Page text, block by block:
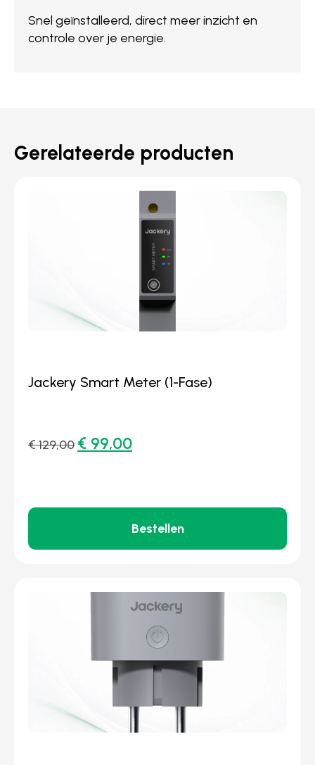
Snel geïnstalleerd, direct meer inzicht en
controle over je energie.
Gerelateerde producten
Jackery Smart Meter (1-Fase)
€129,00 € 99,00
Bestellen